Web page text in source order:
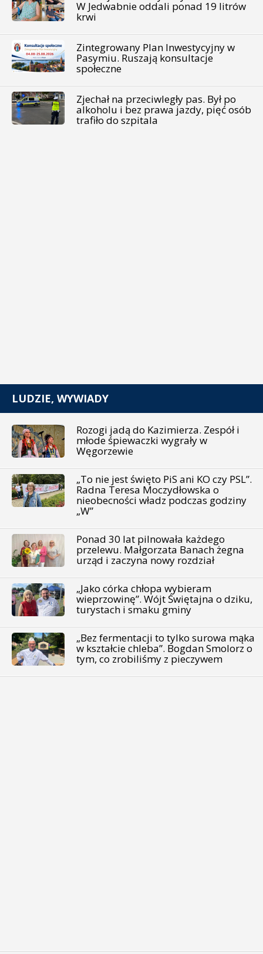
W Jedwabnie oddali ponad 19 litrów
krwi
Zintegrowany Plan Inwestycyjny w
Pasymiu. Ruszają konsultacje
społeczne
Zjechał na przeciwległy pas. Był po
alkoholu i bez prawa jazdy, pięć osób
trafiło do szpitala
LUDZIE, WYWIADY
Rozogi jadą do Kazimierza. Zespół i
młode śpiewaczki wygrały w
Węgorzewie
„To nie jest święto PiS ani KO czy PSL”.
Radna Teresa Moczydłowska o
nieobecności władz podczas godziny
„W”
Ponad 30 lat pilnowała każdego
przelewu. Małgorzata Banach żegna
urząd i zaczyna nowy rozdział
„Jako córka chłopa wybieram
wieprzowinę”. Wójt Świętajna o dziku,
turystach i smaku gminy
„Bez fermentacji to tylko surowa mąka
w kształcie chleba”. Bogdan Smolorz o
tym, co zrobiliśmy z pieczywem